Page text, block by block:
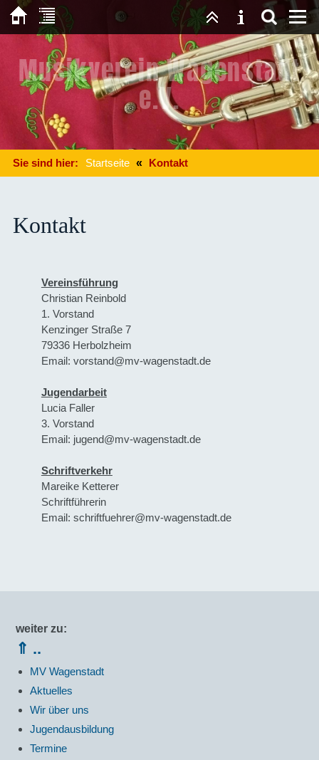
Musikverein Wagenstadt
e.V.
Sie sind hier: Startseite « Kontakt
Kontakt
Vereinsführung
Christian Reinbold
1. Vorstand
Kenzinger Straße 7
79336 Herbolzheim
Email: vorstand@mv-wagenstadt.de
Jugendarbeit
Lucia Faller
3. Vorstand
Email: jugend@mv-wagenstadt.de
Schriftverkehr
Mareike Ketterer
Schriftführerin
Email: schriftfuehrer@mv-wagenstadt.de
weiter zu:
⇑ ..
MV Wagenstadt
Aktuelles
Wir über uns
Jugendausbildung
Termine